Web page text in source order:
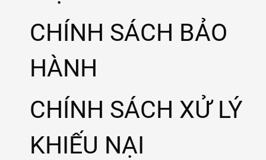
CHÍNH SÁCH BẢO
HÀNH
CHÍNH SÁCH XỬ LÝ
KHIẾU NẠI